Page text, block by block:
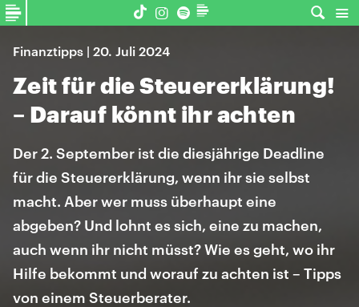
Finanztipps | 20. Juli 2024
Zeit für die Steuererklärung!
– Darauf könnt ihr achten
Der 2. September ist die diesjährige Deadline
für die Steuererklärung, wenn ihr sie selbst
macht. Aber wer muss überhaupt eine
abgeben? Und lohnt es sich, eine zu machen,
auch wenn ihr nicht müsst? Wie es geht, wo ihr
Hilfe bekommt und worauf zu achten ist – Tipps
von einem Steuerberater.